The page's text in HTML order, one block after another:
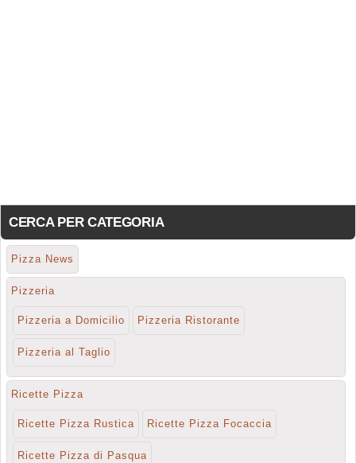
CERCA PER CATEGORIA
Pizza News
Pizzeria
Pizzeria a Domicilio Pizzeria Ristorante
Pizzeria al Taglio
Ricette Pizza
Ricette Pizza Rustica Ricette Pizza Focaccia
Ricette Pizza di Pasqua